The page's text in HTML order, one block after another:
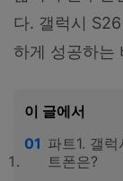
다. 갤럭시
하게 성공하는
이 글에서
파트1. 갤
트폰은?